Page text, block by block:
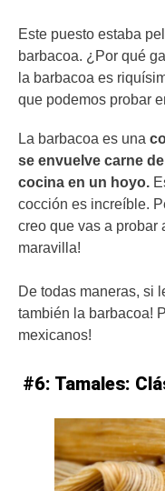
Este puesto estaba
barbacoa. ¿Por qué
la barbacoa es
que podemos probar
La barbacoa es una
se envuelve carne
cocina en un hoyo.
cocción es increíble.
creo que vas a probar
maravilla!
De todas maneras, si
también la barbacoa!
mexicanos!
#6: Tamales: